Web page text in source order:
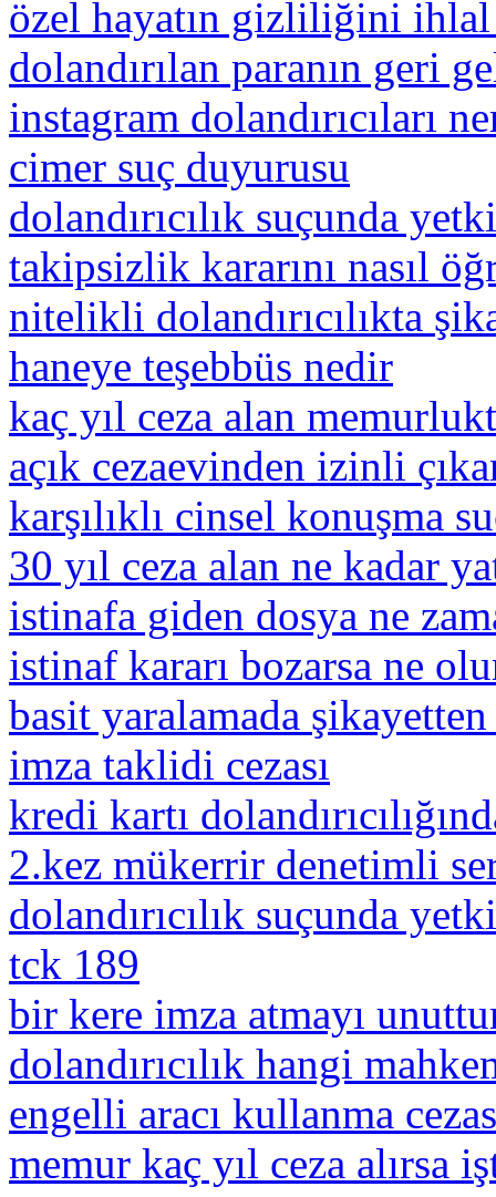
özel hayatın gizliliğini ihlal
dolandırılan paranın geri
instagram dolandırıcıları
cimer suç duyurusu
dolandırıcılık suçunda
takipsizlik kararını nasıl
nitelikli dolandırıcılıkta
haneye teşebbüs nedir
kaç yıl ceza alan
açık cezaevinden izinli
karşılıklı cinsel konuşma
30 yıl ceza alan ne kadar
istinafa giden dosya ne
istinaf kararı bozarsa ne
basit yaralamada
imza taklidi cezası
kredi kartı
2.kez mükerrir denetimli
dolandırıcılık suçunda
tck 189
bir kere imza atmayı
dolandırıcılık hangi
engelli aracı kullanma
memur kaç yıl ceza alırsa